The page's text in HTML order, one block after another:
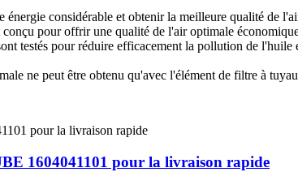
considérable et obtenir la meilleure qualité de
pour offrir une qualité de l'air optimale
pour réduire efficacement la pollution de l'huile
ne peut être obtenu qu'avec l'élément de filtre à
1604041101 pour la livraison rapide